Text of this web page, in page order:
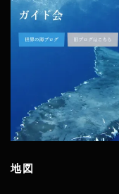
地図